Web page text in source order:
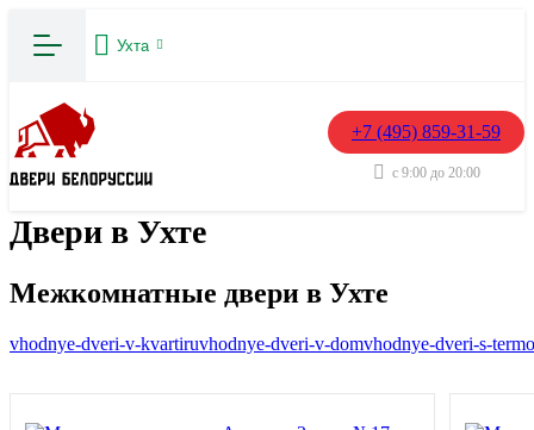
Ухта
+7 (495) 859-31-59
с 9:00 до 20:00
Двери в Ухте
Межкомнатные двери в Ухте
vhodnye-dveri-v-kvartiruvhodnye-dveri-v-domvhodnye-dveri-s-